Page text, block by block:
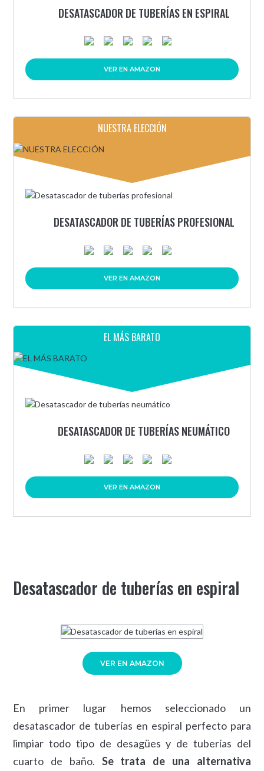
DESATASCADOR DE TUBERÍAS EN ESPIRAL
VER EN AMAZON
NUESTRA ELECCIÓN
DESATASCADOR DE TUBERÍAS PROFESIONAL
VER EN AMAZON
EL MÁS BARATO
DESATASCADOR DE TUBERÍAS NEUMÁTICO
VER EN AMAZON
Desatascador de tuberías en espiral
VER EN AMAZON
En primer lugar hemos seleccionado un
desatascador de tuberías en espiral perfecto para
limpiar todo tipo de desagües y de tuberías del
cuarto de baño. Se trata de una alternativa